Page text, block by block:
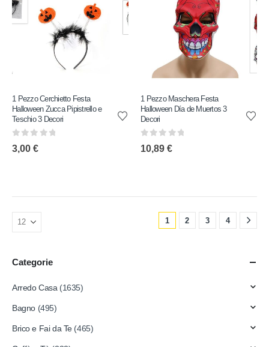
1 Pezzo Cerchietto Festa
Halloween Zucca Pipistrello e
Teschio 3 Decori
0 out of 5
3,00 €
1 Pezzo Maschera Festa
Halloween Día de Muertos 3
Decori
0 out of 5
10,89 €
1 2 3 4
Categorie
Arredo Casa (1635)
Bagno (495)
Brico e Fai da Te (465)